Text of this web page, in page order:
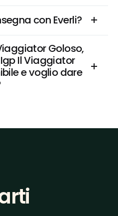
con Everli?
Goloso,
Il Viaggiator
e voglio dare